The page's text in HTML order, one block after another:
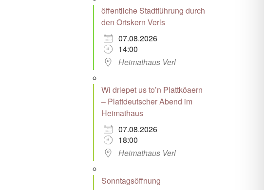
öffentliche Stadtführung durch
den Ortskern Verls
07.08.2026
14:00
Heimathaus Verl
Wi driepet us to’n Plattköaern
– Plattdeutscher Abend im
Heimathaus
07.08.2026
18:00
Heimathaus Verl
Sonntagsöffnung